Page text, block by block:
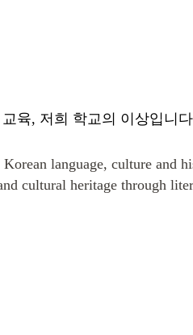
육, 저희 학교의 이상입니
language, culture and
cultural heritage through